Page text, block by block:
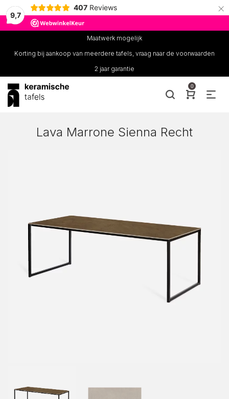
9,7
407 Reviews ×
Maatwerk mogelijk
Korting bij aankoop van meerdere tafels, vraag naar de voorwaarden
2 jaar garantie
0
Lava Marrone Sienna Recht